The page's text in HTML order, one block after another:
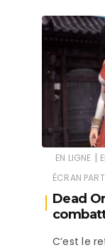
EN LIGNE |
ÉCRAN
Dead
C’est le